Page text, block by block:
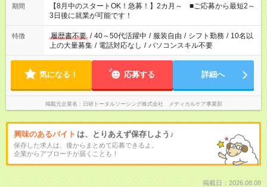
「できれば残業はしたくない」 など、ご希望を教えてください
ね。 ※Wワーク希望の方へ 今ご覧のお仕事で希望する勤務時間
と、もう1つのお仕事の勤務時間。 合計で週40時間を超える場
合は応募できません。
期間
【8月中のスタートOK！急募！】2カ月～ ■ご応募から最短2～
3日後に就業が可能です！
特徴 履歴書不要 / 40～50代活躍中 / 服装自由 / シフト勤務 / 10名以
上の大量募集 / 電話対応なし / パソコンスキル不要
気になる！ 応募する 詳細へ
掲載元企業名 日研トータルソーシング株式会社 メディカルケア事業部
興味のあるバイト は、とりあえず保存しよう♪
保存した求人は、後からまとめて応募できるよ。
企業からアプローチが届くことも！
掲載日：2026.08.08